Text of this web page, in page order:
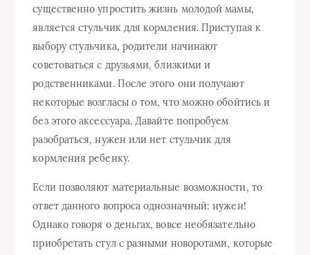
существенно упростить жизнь молодой мамы,
является стульчик для кормления. Приступая к
выбору стульчика, родители начинают
советоваться с друзьями, близкими и
родственниками. После этого они получают
некоторые возгласы о том, что можно обойтись и
без этого аксессуара. Давайте попробуем
разобраться, нужен или нет стульчик для
кормления ребенку.
Если позволяют материальные возможности, то
ответ данного вопроса однозначный: нужен!
Однако говоря о деньгах, вовсе необязательно
приобретать стул с разными новоротами, которые